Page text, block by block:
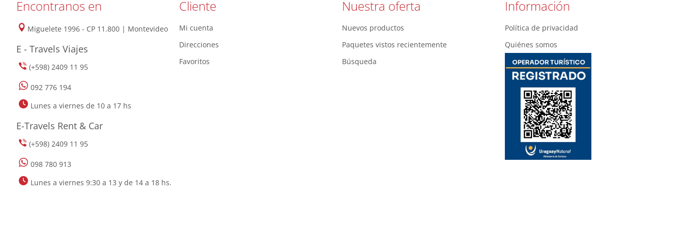
Encontranos en
Miguelete 1996 - CP 11.800 | Montevideo
E - Travels Viajes
(+598) 2409 11 95
092 776 194
Lunes a viernes de 10 a 17 hs
E-Travels Rent & Car
(+598) 2409 11 95
098 780 913
Lunes a viernes 9:30 a 13 y de 14 a 18 hs.
Cliente
Mi cuenta
Direcciones
Favoritos
Nuestra oferta
Nuevos productos
Paquetes vistos recientemente
Búsqueda
Información
Política de privacidad
Quiénes somos